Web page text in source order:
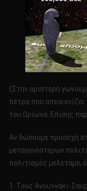
(Στην αριστερή γωνία
πέτρα που
του Ωρίωνα. Επίσης
Αν δώσουμε προσοχή
μεταγενέστερων
πολιτισμός μελετάμε,
1. Τους Ανουννάκι-